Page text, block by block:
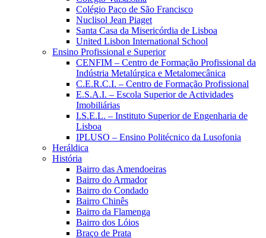
Colégio Paço de São Francisco
Nuclisol Jean Piaget
Santa Casa da Misericórdia de Lisboa
United Lisbon International School
Ensino Profissional e Superior
CENFIM – Centro de Formação Profissional da
Indústria Metalúrgica e Metalomecânica
C.E.R.C.I. – Centro de Formação Profissional
E.S.A.I. – Escola Superior de Actividades
Imobiliárias
I.S.E.L. – Instituto Superior de Engenharia de
Lisboa
IPLUSO – Ensino Politécnico da Lusofonia
Heráldica
História
Bairro das Amendoeiras
Bairro do Armador
Bairro do Condado
Bairro Chinês
Bairro da Flamenga
Bairro dos Lóios
Braço de Prata